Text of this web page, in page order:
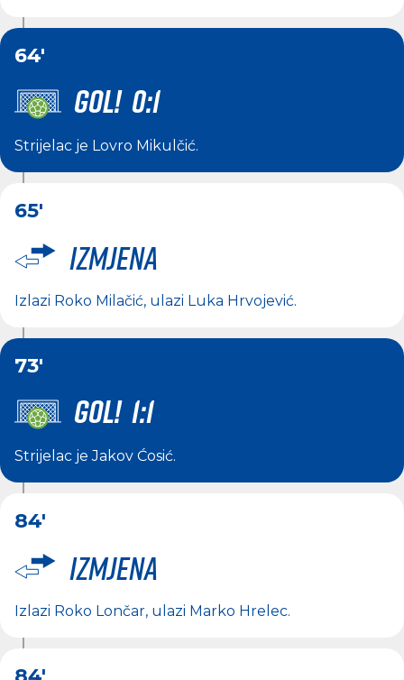
64'
GOL! 0:1
Strijelac je Lovro Mikulčić.
65'
Izmjena
Izlazi Roko Milačić, ulazi Luka Hrvojević.
73'
GOL! 1:1
Strijelac jeJakov Ćosić.
84'
Izmjena
Izlazi Roko Lončar, ulazi Marko Hrelec.